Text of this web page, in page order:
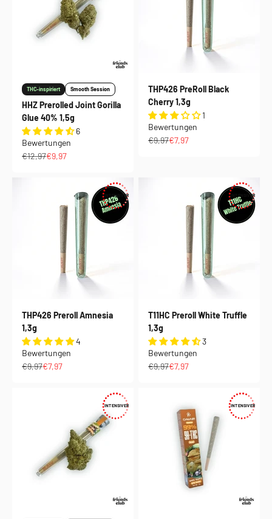
THC-inspiriert Smooth Session
HHZ Prerolled Joint Gorilla
Glue 40% 1,5g
6
Bewertungen
Regulärer Preis
€12,97Angebot
€9,97
THP426 PreRoll Black
Cherry 1,3g
1
Bewertungen
Regulärer Preis
€9,97Angebot
€7,97
INTENSIVER
THP426 Preroll Amnesia
1,3g
4
Bewertungen
Regulärer Preis
€9,97Angebot
€7,97
INTENSIVER
T11HC Preroll White Truffle
1,3g
3
Bewertungen
Regulärer Preis
€9,97Angebot
€7,97
INTENSIVER INTENSIVER